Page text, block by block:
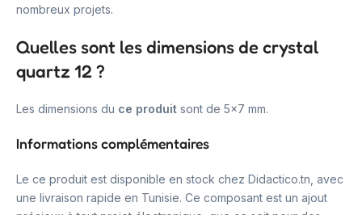
nombreux projets.
Quelles sont les dimensions de crystal
quartz 12 ?
Les dimensions du ce produit sont de 5×7 mm.
Informations complémentaires
Le ce produit est disponible en stock chez Didactico.tn, avec
une livraison rapide en Tunisie. Ce composant est un ajout